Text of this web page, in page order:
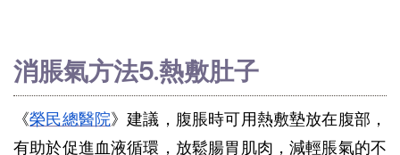
消脹氣方法5.熱敷肚子
《榮民總醫院》建議，腹脹時可用熱敷墊放在腹部，
有助於促進血液循環，放鬆腸胃肌肉，減輕脹氣的不